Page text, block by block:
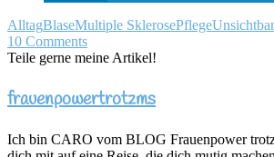
AlltagBlaseMultiple SklerosePflege
10 Comments
Teile gerne meine Artikel!
frauenpowertrotzms
Ich bin CARO vom BLOG Frauenpower